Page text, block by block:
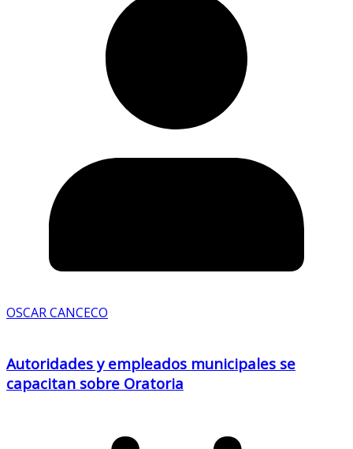
OSCAR CANCECO
Autoridades y empleados municipales se
capacitan sobre Oratoria